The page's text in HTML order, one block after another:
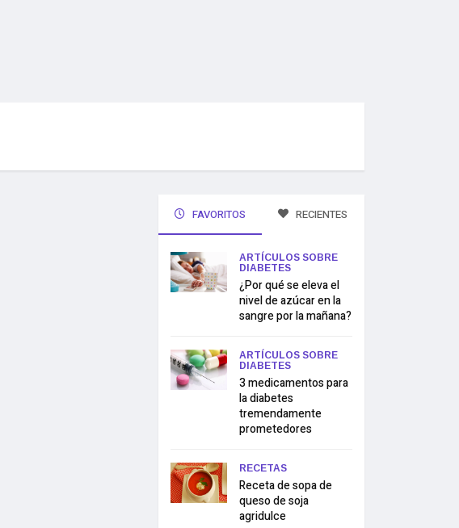
FAVORITOS RECIENTES
ARTÍCULOS SOBRE
DIABETES
¿Por qué se eleva el
nivel de azúcar en la
sangre por la mañana?
ARTÍCULOS SOBRE
DIABETES
3 medicamentos para
la diabetes
tremendamente
prometedores
RECETAS
Receta de sopa de
queso de soja
agridulce